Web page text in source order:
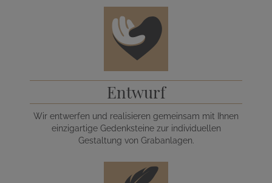
Entwurf
Wir entwerfen und realisieren gemeinsam mit Ihnen
einzigartige Gedenksteine zur individuellen
Gestaltung von Grabanlagen.